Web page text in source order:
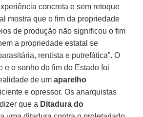
concreta e sem retoque
mostra que o fim da propriedade
de produção não significou o fim
a propriedade estatal se
rentista e putrefática”. O
e o sonho do fim do Estado foi
de um aparelho
e opressor. Os anarquistas
que a Ditadura do